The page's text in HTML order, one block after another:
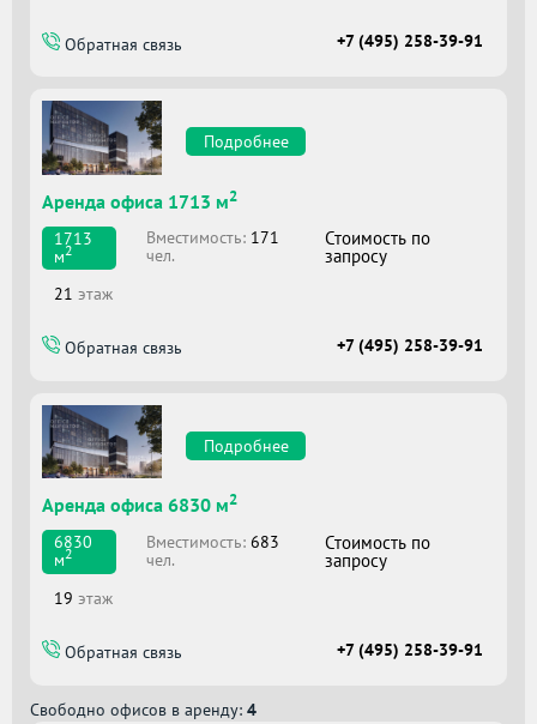
Обратная связь +7 (495) 258-39-91
Подробнее
Аренда офиса 1713 м2
1713
м2
Вместимоcть: 171
чел.
Стоимость по
запросу
21 этаж
Обратная связь +7 (495) 258-39-91
Подробнее
Аренда офиса 6830 м2
6830
м2
Вместимоcть:683
чел.
Стоимость по
запросу
19 этаж
Обратная связь +7 (495) 258-39-91
Свободно офисов в аренду: 4